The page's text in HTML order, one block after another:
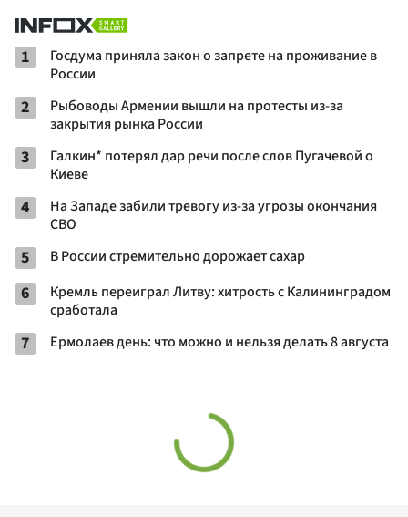
1
Госдума приняла закон о запрете на проживание в
России
2
Рыбоводы Армении вышли на протесты из-за
закрытия рынка России
3
Галкин* потерял дар речи после слов Пугачевой о
Киеве
4
На Западе забили тревогу из-за угрозы окончания
СВО
5 В России стремительно дорожает сахар
6
Кремль переиграл Литву: хитрость с Калининградом
сработала
7 Ермолаев день: что можно и нельзя делать 8 августа